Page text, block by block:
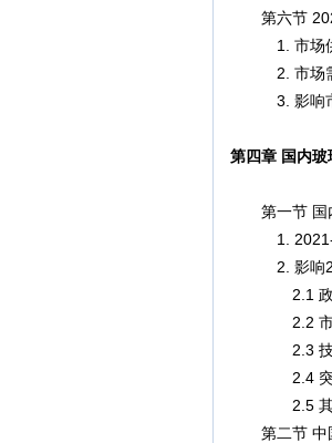
第六节
1. 市场供
2. 市场需
3. 影响市
第四章 国内
第一节 国
1. 2021-
2. 影响
2.1 政策
2.2 市场
2.3 技术
2.4 突发
2.5 其他
第二节 中国